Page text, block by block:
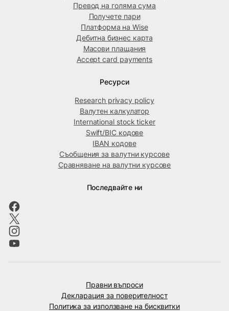
Превод на голяма сума
Получете пари
Платформа на Wise
Дебитна бизнес карта
Масови плащания
Accept card payments
Ресурси
Research privacy policy
Валутен калкулатор
International stock ticker
Swift/BIC кодове
IBAN кодове
Съобщения за валутни курсове
Сравняване на валутни курсове
Последвайте ни
Правни въпроси
Декларация за поверителност
Политика за използване на бисквитки